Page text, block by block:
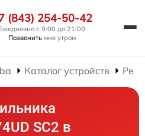
(843) 254-50-42
Ежедневно с 9:00 до 21:00
Позвонить мне утром
Каталог устройств
SC2 в